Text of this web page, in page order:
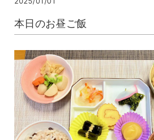
本日のお昼ご飯